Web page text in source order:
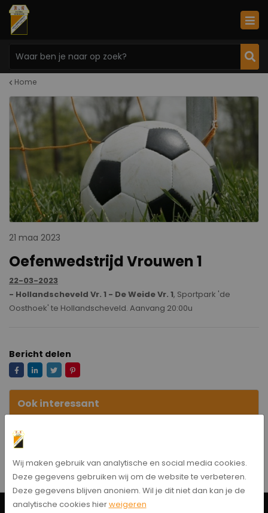
Home
21 maa 2023
Oefenwedstrijd Vrouwen 1
22-03-2023
- Hollandscheveld Vr. 1 - De Weide Vr. 1, Sportpark 'de
Oosthoek' te Hollandscheveld. Aanvang 20:00u
Bericht delen
Ook interessant
Wij maken gebruik van analytische en social media cookies.
Deze gegevens gebruiken wij om de website te verbeteren.
Deze gegevens blijven anoniem. Wil je dit niet dan kan je de
analytische cookies hierweigeren